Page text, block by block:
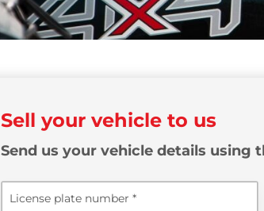
Sell your vehicle to us
Send us your vehicle details using
License plate number